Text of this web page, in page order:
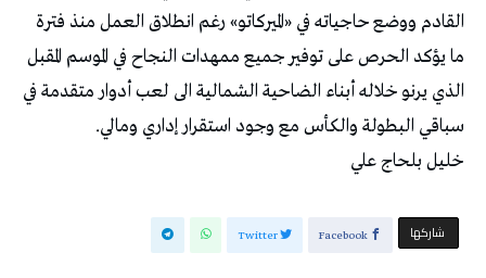
القادم ووضع حاجياته في «الميركاتو» رغم انطلاق العمل منذ فترة
ما يؤكد الحرص على توفير جميع ممهدات النجاح في الموسم المقبل
الذي يرنو خلاله أبناء الضاحية الشمالية الى لعب أدوار متقدمة في
سباقي البطولة والكأس مع وجود استقرار إداري ومالي.
خليل بلحاج علي
‫‫ شاركها‬ Facebook
Twitter